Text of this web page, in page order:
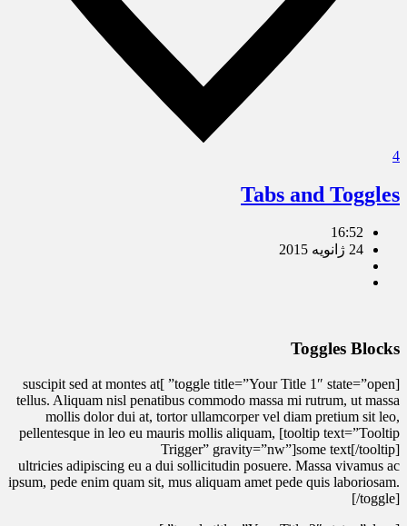
4
Tabs and Toggles
16:52
24 ژانویه 2015
Toggles Blocks
[toggle title=”Your Title 1″ state=”open” ]suscipit sed at montes at
tellus. Aliquam nisl penatibus commodo massa mi rutrum, ut massa
mollis dolor dui at, tortor ullamcorper vel diam pretium sit leo,
pellentesque in leo eu mauris mollis aliquam, [tooltip text=”Tooltip
Trigger” gravity=”nw”]some text[/tooltip]
ultricies adipiscing eu a dui sollicitudin posuere. Massa vivamus ac
ipsum, pede enim quam sit, mus aliquam amet pede quis laboriosam.
[/toggle]